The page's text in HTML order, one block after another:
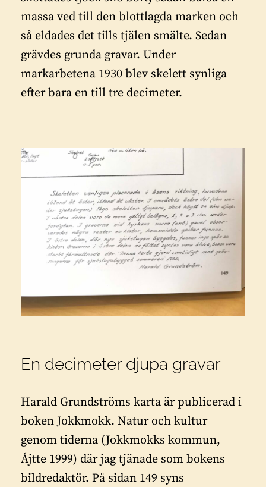
massa ved till den blottlagda marken och
så eldades det tills tjälen smälte. Sedan
grävdes grunda gravar. Under
markarbetena 1930 blev skelett synliga
efter bara en till tre decimeter.
En decimeter djupa gravar
Harald Grundströms karta är publicerad i
boken Jokkmokk. Natur och kultur
genom tiderna (Jokkmokks kommun,
Ájtte 1999) där jag tjänade som bokens
bildredaktör. På sidan 149 syns